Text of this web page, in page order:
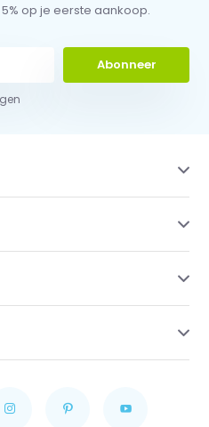
op je eerste aankoop.
Abonneer